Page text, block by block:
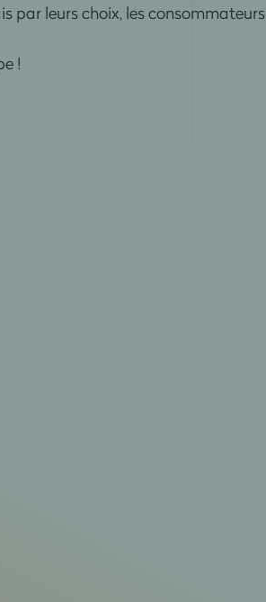
par leurs choix, les consommateurs
!